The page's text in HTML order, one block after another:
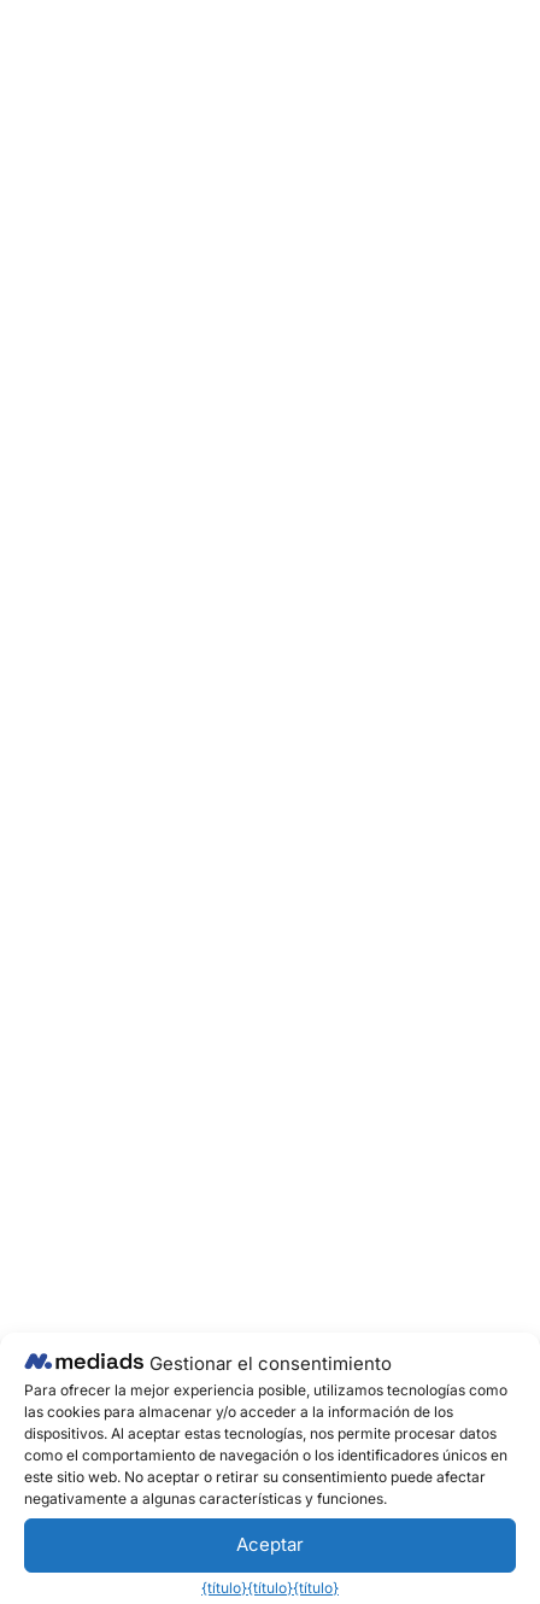
Gestionar el consentimiento
Para ofrecer la mejor experiencia posible, utilizamos tecnologías como
las cookies para almacenar y/o acceder a la información de los
dispositivos. Al aceptar estas tecnologías, nos permite procesar datos
como el comportamiento de navegación o los identificadores únicos en
este sitio web. No aceptar o retirar su consentimiento puede afectar
negativamente a algunas características y funciones.
Aceptar
{título}{título}{título}